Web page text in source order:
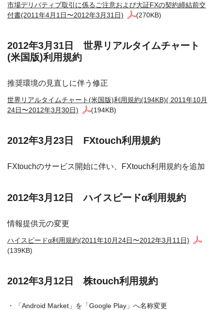
市場デリバティブ取引に係るご注意および大証FXの契約締結前交
付書(2011年4月1日〜2012年3月31日)
(270KB)
2012年3月31日 世界リアルタイムチャート
(米国版)利用規約
推奨環境の見直しに伴う修正
世界リアルタイムチャート(米国版)利用規約(194KB)( 2011年10月
24日〜2012年3月30日)
(194KB)
2012年3月23日 FXtouch利用規約
FXtouchのサービス開始に伴い、FXtouch利用規約を追加
2012年3月12日 ハイスピードα利用規約
情報提供元の変更
ハイスピードα利用規約(2011年10月24日〜2012年3月11日)
(139KB)
2012年3月12日 株touch利用規約
「Android Market」を「Google Play」へ名称変更